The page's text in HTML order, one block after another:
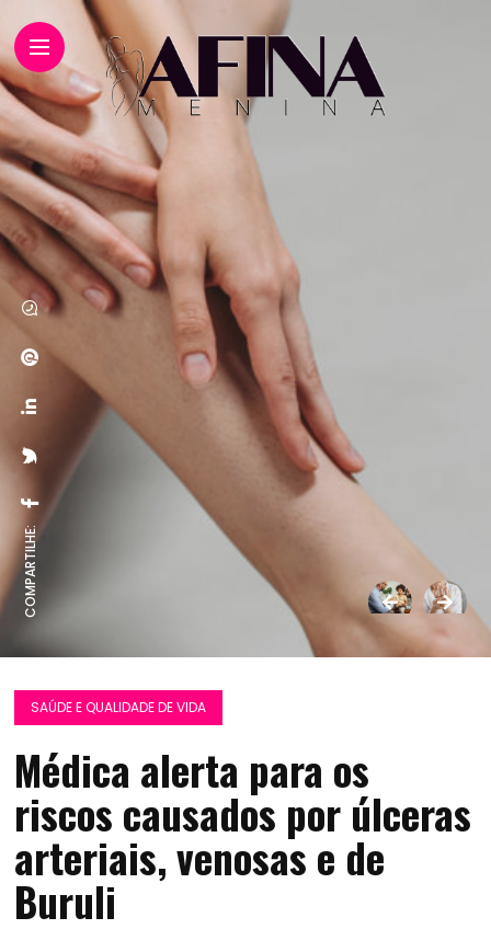
COMPARTILHE:
SAÚDE E QUALIDADE DE VIDA
Médica alerta para os
riscos causados por úlceras
arteriais, venosas e de
Buruli